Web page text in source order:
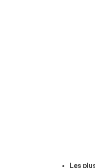
Les